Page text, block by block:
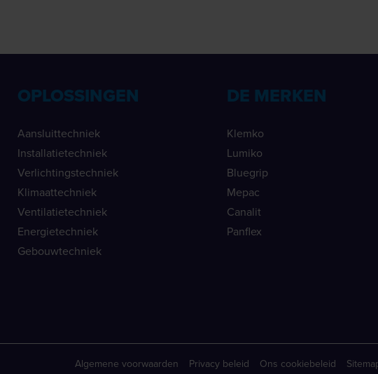
OPLOSSINGEN
Aansluittechniek
Installatietechniek
Verlichtingstechniek
Klimaattechniek
Ventilatietechniek
Energietechniek
Gebouwtechniek
DE MERKEN
Klemko
Lumiko
Bluegrip
Mepac
Canalit
Panflex
Algemene voorwaarden Privacy beleid Ons cookiebeleid